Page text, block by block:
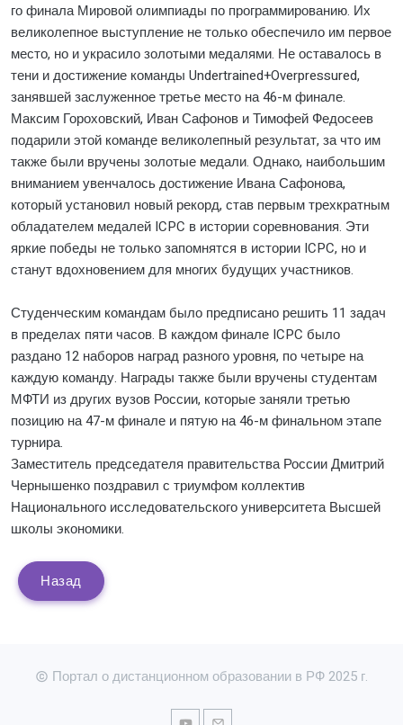
го финала Мировой олимпиады по программированию. Их
великолепное выступление не только обеспечило им первое
место, но и украсило золотыми медалями. Не оставалось в
тени и достижение команды Undertrained+Overpressured,
занявшей заслуженное третье место на 46-м финале.
Максим Гороховский, Иван Сафонов и Тимофей Федосеев
подарили этой команде великолепный результат, за что им
также были вручены золотые медали. Однако, наибольшим
вниманием увенчалось достижение Ивана Сафонова,
который установил новый рекорд, став первым трехкратным
обладателем медалей ICPC в истории соревнования. Эти
яркие победы не только запомнятся в истории ICPC, но и
станут вдохновением для многих будущих участников.
Студенческим командам было предписано решить 11 задач
в пределах пяти часов. В каждом финале ICPC было
раздано 12 наборов наград разного уровня, по четыре на
каждую команду. Награды также были вручены студентам
МФТИ из других вузов России, которые заняли третью
позицию на 47-м финале и пятую на 46-м финальном этапе
турнира.
Заместитель председателя правительства России Дмитрий
Чернышенко поздравил с триумфом коллектив
Национального исследовательского университета Высшей
школы экономики.
Назад
Портал о дистанционном образовании в РФ 2025 г.